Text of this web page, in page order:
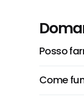
Posso
Come